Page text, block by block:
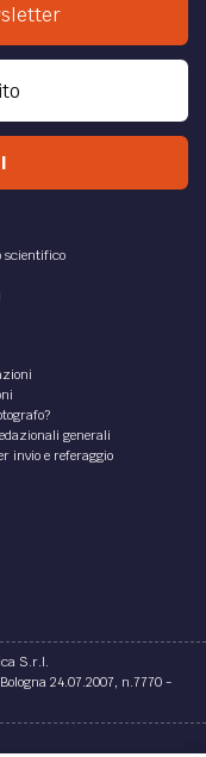
scientifico
generali
invio e referaggio
S.r.l.
24.07.2007, n.7770 -